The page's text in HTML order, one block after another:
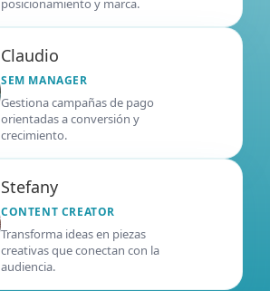
posicionamiento y marca.
Claudio
SEM MANAGER
Gestiona campañas de pago
orientadas a conversión y
crecimiento.
Stefany
CONTENT CREATOR
Transforma ideas en piezas
creativas que conectan con la
audiencia.